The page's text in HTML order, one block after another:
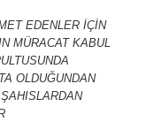
EDENLER İÇİN
MÜRACAT KABUL
OLDUĞUNDAN